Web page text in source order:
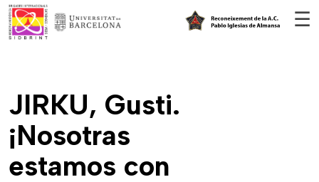
☰
JIRKU, Gusti.
¡Nosotras
estamos con